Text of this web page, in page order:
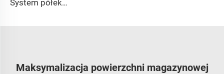
System półek radio shuttle
Maksymalizacja powierzchni magazynowej